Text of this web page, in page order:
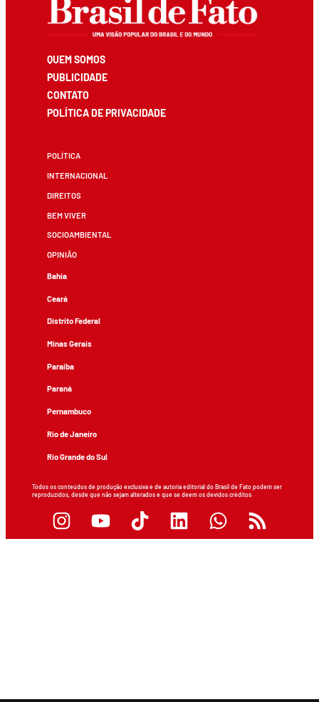
QUEM SOMOS
PUBLICIDADE
CONTATO
POLÍTICA DE PRIVACIDADE
POLÍTICA
INTERNACIONAL
DIREITOS
BEM VIVER
SOCIOAMBIENTAL
OPINIÃO
Bahia
Ceará
Distrito Federal
Minas Gerais
Paraíba
Paraná
Pernambuco
Rio de Janeiro
Rio Grande do Sul
Todos os conteúdos de produção exclusiva e de autoria editorial do Brasil de Fato podem ser
reproduzidos, desde que não sejam alterados e que se deem os devidos créditos.